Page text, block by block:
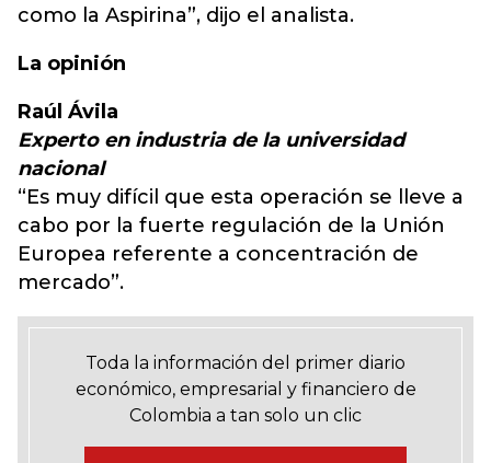
como la Aspirina”, dijo el analista.
La opinión
Raúl Ávila
Experto en industria de la universidad
nacional
“Es muy difícil que esta operación se lleve a
cabo por la fuerte regulación de la Unión
Europea referente a concentración de
mercado”.
Toda la información del primer diario
económico, empresarial y financiero de
Colombia a tan solo un clic